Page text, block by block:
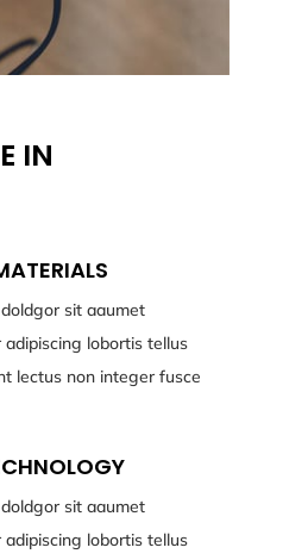
IN
sit aaumet
lobortis tellus
lectus non integer fusce
sit aaumet
lobortis tellus